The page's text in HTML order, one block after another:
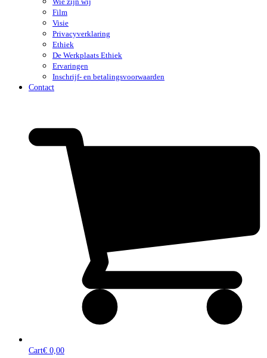
Film
Visie
Privacyverklaring
Ethiek
De Werkplaats Ethiek
Ervaringen
Inschrijf- en betalingsvoorwaarden
Contact
Cart€ 0,00